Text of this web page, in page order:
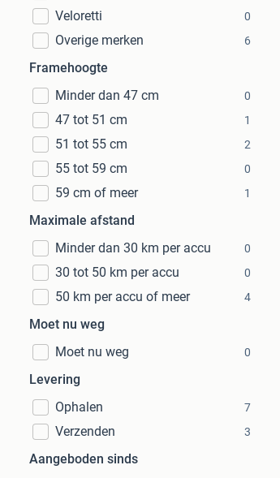
Veloretti 0
Overige merken 6
Framehoogte
Minder dan 47 cm
0
47 tot 51 cm 1
51 tot 55 cm 2
55 tot 59 cm 0
59 cm of meer 1
Maximale afstand
Minder dan 30 km per accu
0
30 tot 50 km per accu 0
50 km per accu of meer 4
Moet nu weg
Moet nu weg
0
Levering
Ophalen
7
Verzenden 3
Aangeboden sinds